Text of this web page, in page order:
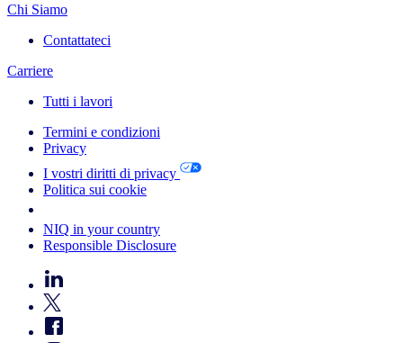
Chi Siamo
Contattateci
Carriere
Tutti i lavori
Termini e condizioni
Privacy
I vostri diritti di privacy
Politica sui cookie
NIQ in your country
Responsible Disclosure